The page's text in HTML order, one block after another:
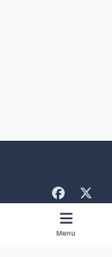
a
Nous contacter
Menu